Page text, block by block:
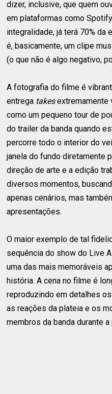
dizer, inclusive, que quem
em plataformas como
integralidade, já terá 70% da
é, basicamente, um clipe
(o que não é algo negativo,
A fotografia do filme é
entrega takesextremamente
como um pequeno tour de
do trailer da banda quando
percorre todo o interior do
janela do fundo diretamente
direção de arte e a edição
diversos momentos,
apenas cenários, mas
apresentações.
O maior exemplo de tal
sequência do show do Live
uma das mais memoráveis
história. A cena no filme é
reproduzindo em detalhes
as reações da plateia e os
membros da banda durante